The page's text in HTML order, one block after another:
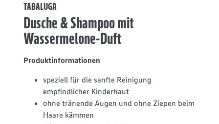
TABALUGA
Dusche & Shampoo mit
Wassermelone-Duft
Produktinformationen
speziell für die sanfte Reinigung
empfindlicher Kinderhaut
ohne tränende Augen und ohne Ziepen beim
Haare kämmen